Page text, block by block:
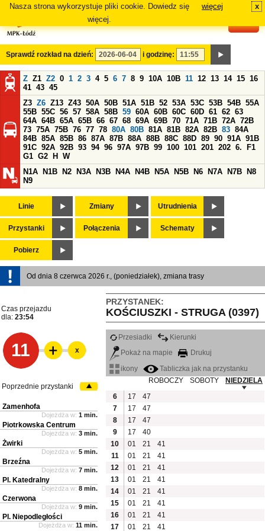
Nasza strona wykorzystuje pliki cookie. Dowiedz się
więcej.
więcej x
Sprawdź rozkład na dzień: i godzinę:
Z Z1 Z2 0 1 2 3 4 5 6 7 8 9 10A 10B 11 12 13 14 15 16
41 43 45
Z3 Z6 Z13 Z43 50A 50B 51A 51B 52 53A 53C 53B 54B 55A
55B 55C 56 57 58A 58B 59 60A 60B 60C 60D 61 62 63
64A 64B 65A 65B 66 67 68 69A 69B 70 71A 71B 72A 72B
73 75A 75B 76 77 78 80A 80B 81A 81B 82A 82B 83 84A
84B 85A 85B 86 87A 87B 88A 88B 88C 88D 89 90 91A 91B
91C 92A 92B 93 94 96 97A 97B 99 100 101 201 202 6.
F1
G1 G2 H
W
N1A
N1B N2 N3A N3B N4A N4B N5A N5B N6 N7A N7B
N8
N9
Linie Zmiany Utrudnienia
Przystanki Połączenia Schematy
Pobierz
Od dnia 8 czerwca 2026 r., (poniedziałek), zmiana trasy
PRZYSTANEK:
KOŚCIUSZKI - STRUGA (0397)
Czas przejazdu
dla: 23:54
11
Przesiadki
Kierunki
Pokaż na mapie
Drukuj
ikony
Tabliczka jak na przystanku
ROBOCZY
SOBOTY
NIEDZIELA
6
17
47
7
17
47
8
17
47
9
17
40
10
01 21
41
11
01 21
41
12
01 21
41
13
01 21
41
14
01 21
41
15
01 21
41
16
01 21
41
17
01 21 41
x
Poprzednie przystanki
Zamenhofa
Dojeżdża w: 1 min.
Piotrkowska Centrum
Dojeżdża w: 3 min.
Żwirki
Dojeżdża w: 5 min.
Brzeźna
Dojeżdża w: 7 min.
Pl. Katedralny
Dojeżdża w: 8 min.
Czerwona
Dojeżdża w: 9 min.
Pl. Niepodległości
Dojeżdża w: 11 min.